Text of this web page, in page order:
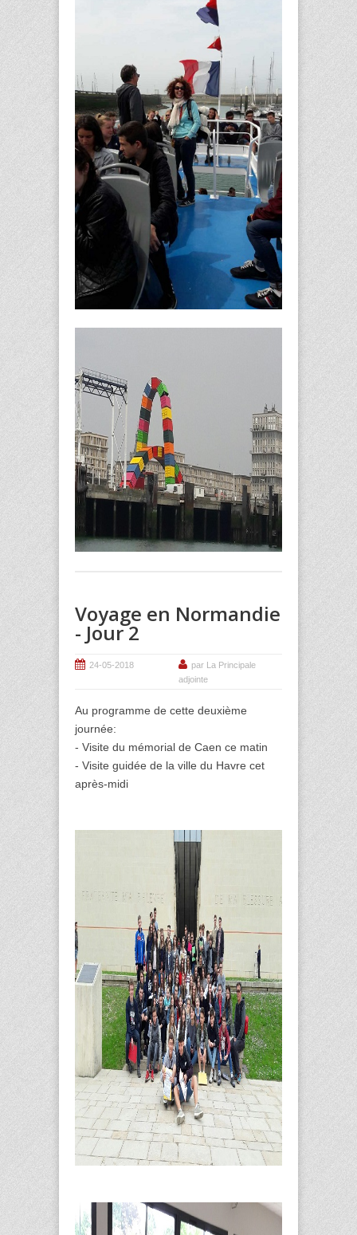
Voyage en Normandie
- Jour 2
24-05-2018
par La Principale
adjointe
Au programme de cette deuxième
journée:
- Visite du mémorial de Caen ce matin
- Visite guidée de la ville du Havre cet
après-midi